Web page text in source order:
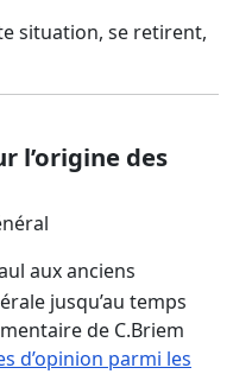
situation, se retirent,
l’origine des
aux anciens
jusqu’au temps
de C.Briem
d’opinion parmi les